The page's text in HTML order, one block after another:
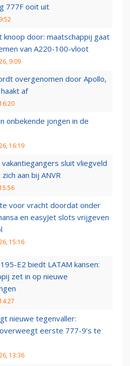
777F ooit uit
knoop door: maatschappij gaat
van A220-100-vloot
9:09
overgenomen door Apollo,
af
onbekende jongen in de
16:19
sluit vliegveld
aan bij ANVR
voor vracht doordat onder
en easyJet slots vrijgeven
15:16
E2 biedt LATAM kansen:
zet in op nieuwe
nieuwe tegenvaller:
eerste 777-9’s te
13:36